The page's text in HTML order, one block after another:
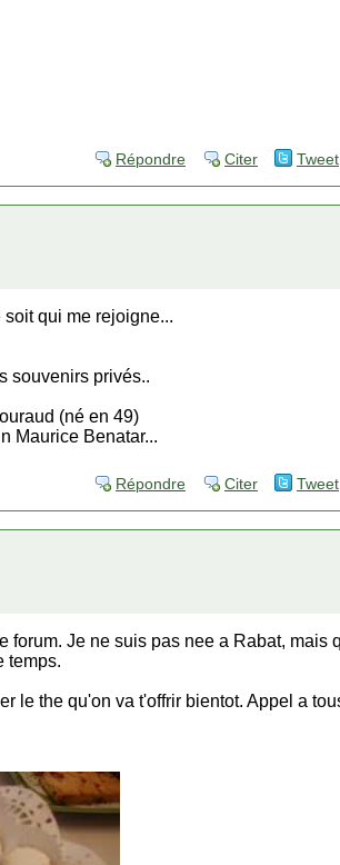
Répondre Citer Tweet
qui me rejoigne...
souvenirs privés..
(né en 49)
Maurice Benatar...
Répondre Citer Tweet
Je ne suis pas nee a Rabat, mais
temps.
le the qu'on va t'offrir bientot. Appel a